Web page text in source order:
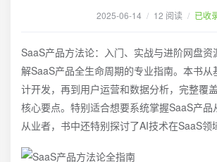
2025-06-14 / 12 阅读 / 已收
SaaS产品方法论：入门、实战与进阶网盘资
解SaaS产品全生命周期的专业指南。本书从
计开发，再到用户运营和数据分析，完整覆
核心要点。特别适合想要系统掌握SaaS产品
从业者，书中还特别探讨了AI技术在SaaS领